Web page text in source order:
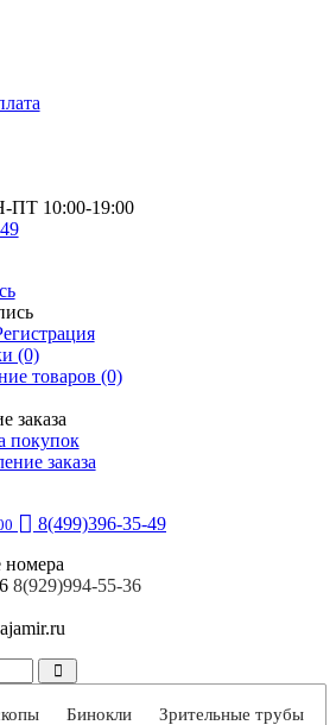
ПТ 10:00-19:00
(0)
товаров (0)
заказа
покупок
заказа
8(499)396-35-49
8(929)994-55-36
Бинокли Зрительные трубы